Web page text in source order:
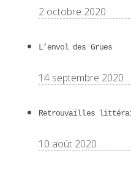
2 octobre 2020
L’envol des Grues
14 septembre 2020
Retrouvailles
10 août 2020